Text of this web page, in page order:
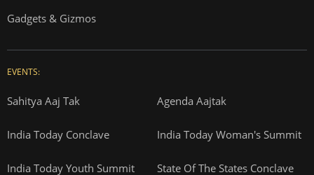
Gadgets & Gizmos
EVENTS:
Sahitya Aaj Tak Agenda Aajtak
India Today Conclave India Today Woman's Summit
India Today Youth Summit State Of The States Conclave